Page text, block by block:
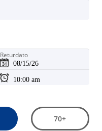
Returdato
70+